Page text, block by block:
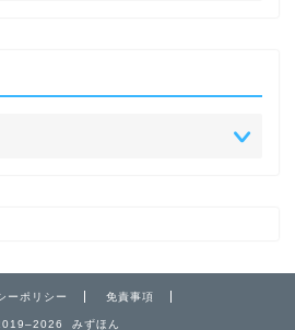
ーポリシー 免責事項
みずほん